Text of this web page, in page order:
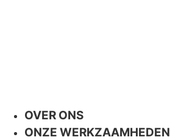
OVER ONS
ONZE WERKZAAMHEDEN